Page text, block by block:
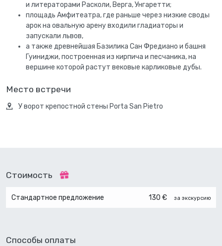
и литераторами Расколи, Верга, Унгаретти;
площадь Амфитеатра, где раньше через низкие своды
арок на овальную арену входили гладиаторы и
запускали львов,
а также древнейшая Базилика Сан Фредиано и башня
Гуиниджи, построенная из кирпича и песчаника, на
вершине которой растут вековые карликовые дубы.
Место встречи
У ворот крепостной стены Porta San Pietro
Стоимость
Стандартное предложение 130 € за экскурсию
Способы оплаты